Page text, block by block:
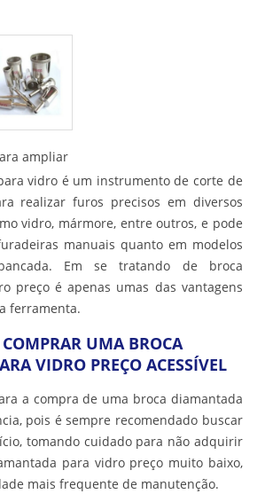
ampliar
vidro é um instrumento de corte de
realizar furos precisos em diversos
vidro, mármore, entre outros, e pode
manuais quanto em modelos
Em se tratando de broca
preço é apenas umas das vantagens
ferramenta.
UMA BROCA
VIDRO PREÇO ACESSÍVEL
a compra de uma broca diamantada
pois é sempre recomendado buscar
tomando cuidado para não adquirir
para vidro preço muito baixo,
mais frequente de manutenção.